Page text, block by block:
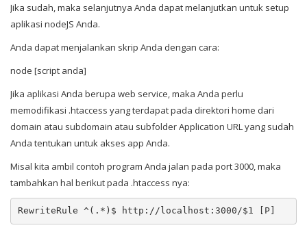
Jika sudah, maka selanjutnya Anda dapat melanjutkan untuk setup
aplikasi nodeJS Anda.
Anda dapat menjalankan skrip Anda dengan cara:
node [script anda]
Jika aplikasi Anda berupa web service, maka Anda perlu
memodifikasi .htaccess yang terdapat pada direktori home dari
domain atau subdomain atau subfolder Application URL yang sudah
Anda tentukan untuk akses app Anda.
Misal kita ambil contoh program Anda jalan pada port 3000, maka
tambahkan hal berikut pada .htaccess nya:
RewriteRule ^(.*)$ http://localhost:3000/$1 [P]